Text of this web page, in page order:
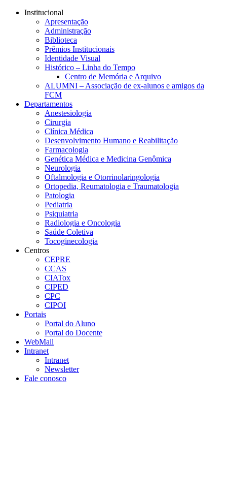
Conteúdo principal
Institucional
Apresentação
Administração
Biblioteca
Prêmios Institucionais
Identidade Visual
Histórico – Linha do Tempo
Centro de Memória e Arquivo
ALUMNI – Associação de ex-alunos e amigos da
FCM
Departamentos
Anestesiologia
Cirurgia
Clínica Médica
Desenvolvimento Humano e Reabilitação
Farmacologia
Genética Médica e Medicina Genômica
Neurologia
Oftalmologia e Otorrinolaringologia
Ortopedia, Reumatologia e Traumatologia
Patologia
Pediatria
Psiquiatria
Radiologia e Oncologia
Saúde Coletiva
Tocoginecologia
Centros
CEPRE
CCAS
CIATox
CIPED
CPC
CIPOI
Portais
Portal do Aluno
Portal do Docente
WebMail
Intranet
Intranet
Newsletter
Fale conosco